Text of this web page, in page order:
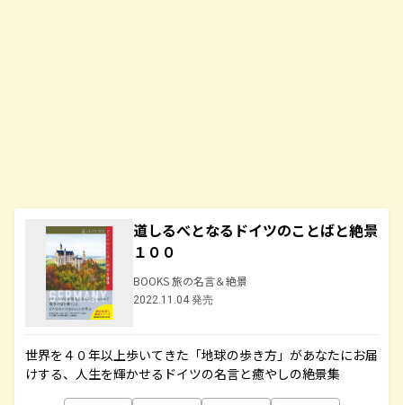
道しるべとなるドイツのことばと絶景
１００
BOOKS 旅の名言＆絶景
2022.11.04 発売
世界を４０年以上歩いてきた「地球の歩き方」があなたにお届
けする、人生を輝かせるドイツの名言と癒やしの絶景集